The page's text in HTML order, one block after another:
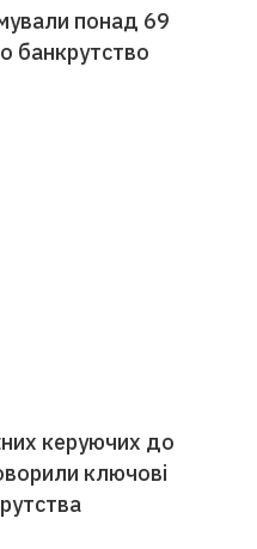
понад 69
банкрутство
керуючих до
ключові